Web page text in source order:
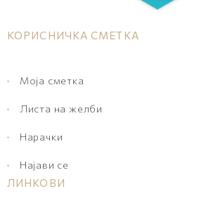
КОРИСНИЧКА СМЕТКА
Моја сметка
Листа на желби
Нарачки
Најави се
ЛИНКОВИ